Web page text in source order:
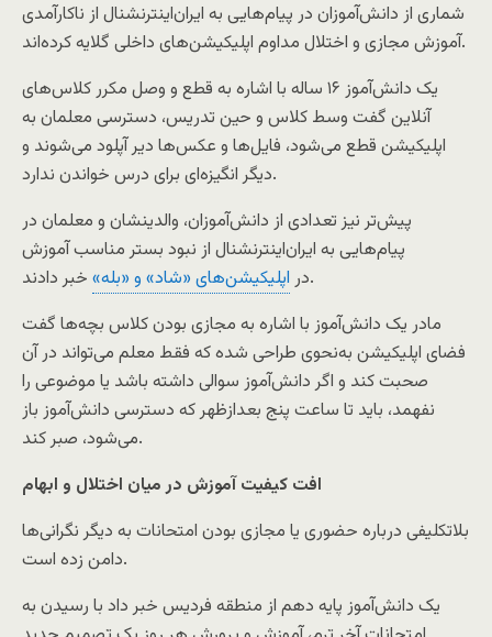
شماری از دانش‌آموزان در پیام‌هایی به ایران‌اینترنشنال از ناکارآمدی
آموزش مجازی و اختلال مداوم اپلیکیشن‌های داخلی گلایه کرده‌اند.
یک دانش‌آموز ۱۶ ساله با اشاره به قطع و وصل مکرر کلاس‌های
آنلاین گفت وسط کلاس و حین تدریس، دسترسی معلمان به
اپلیکیشن‌ قطع می‌شود، فایل‌ها و عکس‌ها دیر آپلود می‌شوند و
دیگر انگیزه‌ای برای درس خواندن ندارد.
پیش‌تر نیز تعدادی از دانش‌آموزان، والدینشان و معلمان در
پیام‌هایی به ایران‌اینترنشنال از نبود بستر مناسب آموزش
در اپلیکیشن‌های «شاد» و «بله»
خبر دادند.
مادر یک دانش‌آموز با اشاره به مجازی بودن کلاس بچه‌ها گفت
فضای اپلیکیشن به‌نحوی طراحی شده که فقط معلم می‌تواند در آن
صحبت کند و اگر دانش‌آموز سوالی داشته باشد یا موضوعی را
نفهمد، باید تا ساعت پنج بعدازظهر که دسترسی دانش‌آموز باز
می‌شود، صبر کند.
افت کیفیت آموزش در میان اختلال و ابهام
بلاتکلیفی درباره حضوری یا مجازی بودن امتحانات به دیگر نگرانی‌ها
دامن زده است.
یک دانش‌آموز پایه دهم از منطقه فردیس خبر داد با رسیدن به